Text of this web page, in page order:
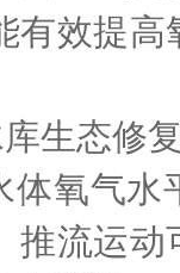
有效提
生态修
氧气水
推流运